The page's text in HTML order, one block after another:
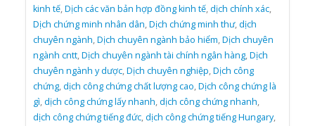
kinh tế,Dịch các văn bản hợp đồng kinh tế,dịch chính xác,
Dịch chứng minh nhân dân,Dịch chứng minh thư,dịch
chuyên ngành,Dịch chuyên ngành bảo hiểm,Dịch chuyên
ngành cntt,Dịch chuyên ngành tài chính ngân hàng,Dịch
chuyên ngành y dược,Dịch chuyên nghiệp,Dịch công
chứng,dịch công chứng chất lượng cao,Dịch công chứng là
gì,dịch công chứng lấy nhanh,dịch công chứng nhanh,
dịch công chứng tiếng đức,dịch công chứng tiếng Hungary,